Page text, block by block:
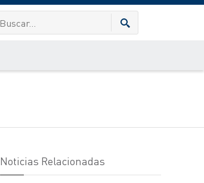
Noticias Relacionadas